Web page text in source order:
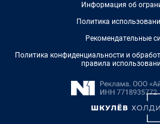
Информация об
Политика
Рекомендательные
Политика конфиденциальности и
правила